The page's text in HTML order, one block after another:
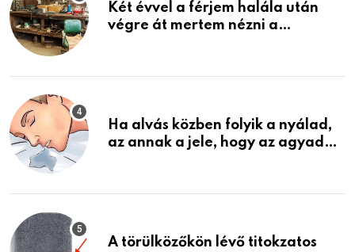
Két évvel a férjem halála után
végre át mertem nézni a
életemet
Ha alvás közben folyik a nyálad,
az annak a jele, hogy az agyad…
A törülközőkön lévő titokzatos